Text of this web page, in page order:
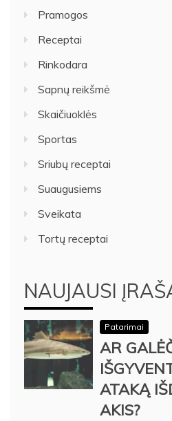
Pramogos
Receptai
Rinkodara
Sapnų reikšmė
Skaičiuoklės
Sportas
Sriubų receptai
Suaugusiems
Sveikata
Tortų receptai
NAUJAUSI
Patarimai
AR
ATAKĄ
AKIS?